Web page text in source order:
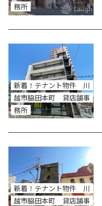
務所
新着！テナント物件 川
越市脇田本町 貸店舗事
務所
新着！テナント物件 川
越市脇田本町 貸店舗事